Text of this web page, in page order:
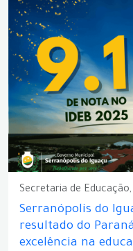
Secretaria de
Serranópolis do
resultado do
excelência na